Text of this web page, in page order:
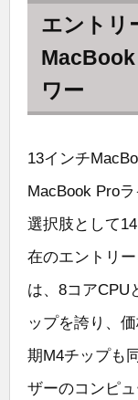
エントリ
ワー
13インチ
MacBook Pro
選択肢として
在のエントリ
は、8コアCPU
ップを誇り、
期M4チップも
ザーのコンピ